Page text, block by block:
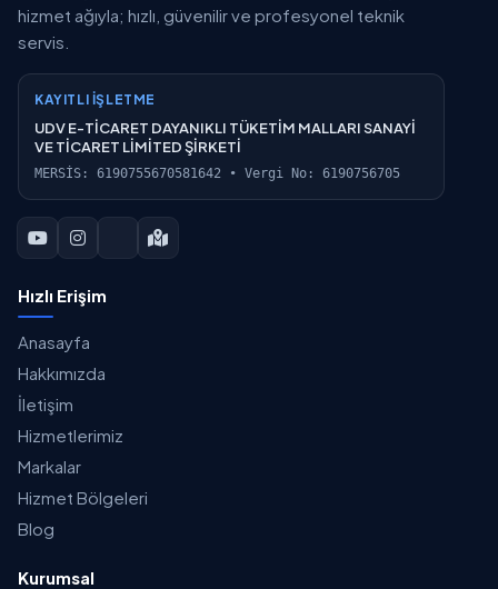
hizmet ağıyla; hızlı, güvenilir ve profesyonel teknik
servis.
KAYITLI İŞLETME
UDV E-TİCARET DAYANIKLI TÜKETİM MALLARI SANAYİ
VE TİCARET LİMİTED ŞİRKETİ
MERSİS: 6190755670581642 • Vergi No: 6190756705
Hızlı Erişim
Anasayfa
Hakkımızda
İletişim
Hizmetlerimiz
Markalar
Hizmet Bölgeleri
Blog
Kurumsal